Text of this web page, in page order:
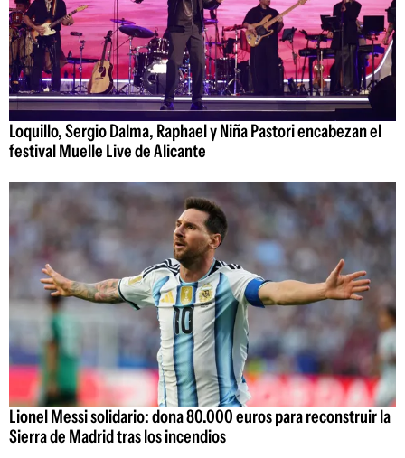
Loquillo, Sergio Dalma, Raphael y Niña Pastori encabezan el
festival Muelle Live de Alicante
Lionel Messi solidario: dona 80.000 euros para reconstruir la
Sierra de Madrid tras los incendios